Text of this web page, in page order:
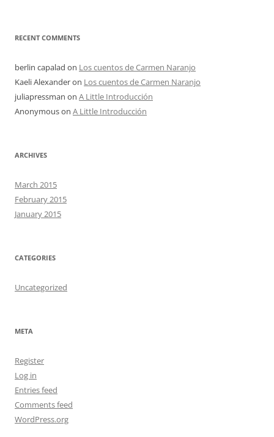
RECENT COMMENTS
berlin capalad on Los cuentos de Carmen Naranjo
Kaeli Alexanderon Los cuentos de Carmen Naranjo
juliapressman on A Little Introducción
Anonymouson A Little Introducción
ARCHIVES
March 2015
February 2015
January 2015
CATEGORIES
Uncategorized
META
Register
Log in
Entries feed
Comments feed
WordPress.org